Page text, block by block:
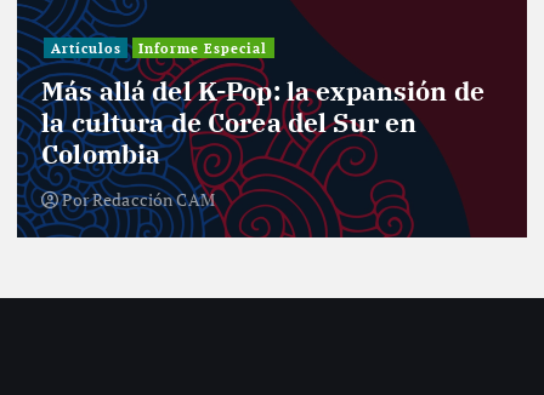
Artículos Informe Especial
Más allá del K-Pop: la expansión de
la cultura de Corea del Sur en
Colombia
PorRedacción CAM